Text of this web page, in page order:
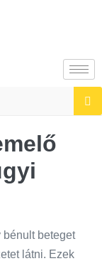
bénult beteget
látni. Ezek